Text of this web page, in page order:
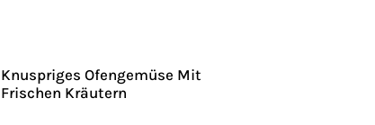
Knuspriges Ofengemüse Mit
Frischen Kräutern